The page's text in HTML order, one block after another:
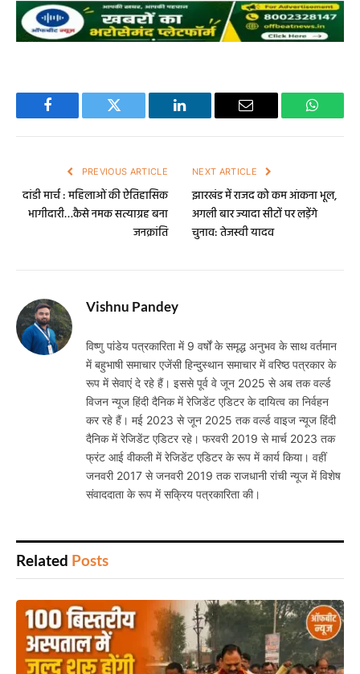
Facebook Twitter LinkedIn Email
PREVIOUS ARTICLE
दांडी मार्च : महिलाओं की ऐतिहासिक
भागीदारी…कैसे नमक सत्याग्रह बना
जनक्रांति
NEXT ARTICLE
झारखंड में राजद को कम आंकना भूल,
अगली बार ज्यादा सीटों पर लड़ेंगे
चुनाव: तेजस्वी यादव
Vishnu Pandey
विष्णु पांडेय पत्रकारिता में 9 वर्षों के समृद्ध अनुभव के साथ वर्तमान
में बहुभाषी समाचार एजेंसी हिन्दुस्थान समाचार में वरिष्ठ पत्रकार के
रूप में सेवाएं दे रहे हैं। इससे पूर्व वे जून 2025 से अब तक वर्ल्ड
विजन न्यूज हिंदी दैनिक में रेजिडेंट एडिटर के दायित्व का निर्वहन
कर रहे हैं। मई 2023 से जून 2025 तक वर्ल्ड वाइज न्यूज हिंदी
दैनिक में रेजिडेंट एडिटर रहे। फरवरी 2019 से मार्च 2023 तक
फ्रंट आई वीकली में रेजिडेंट एडिटर के रूप में कार्य किया। वहीं
जनवरी 2017 से जनवरी 2019 तक राजधानी रांची न्यूज में विशेष
संवाददाता के रूप में सक्रिय पत्रकारिता की।
Related Posts